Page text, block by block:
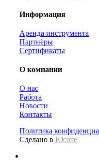
Информация
Аренда инструмента
Партнёры
Сертификаты
О компании
О нас
Работа
Новости
Контакты
Политика
Сделано в Юсоте